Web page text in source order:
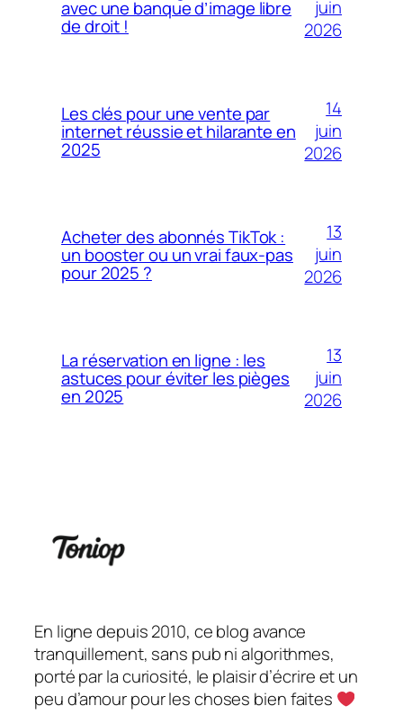
avec une banque d’image libre
de droit !
juin
2026
Les clés pour une vente par
internet réussie et hilarante en
2025
14
juin
2026
Acheter des abonnés TikTok :
un booster ou un vrai faux-pas
pour 2025 ?
13
juin
2026
La réservation en ligne : les
astuces pour éviter les pièges
en 2025
13
juin
2026
En ligne depuis 2010, ce blog avance
tranquillement, sans pub ni algorithmes,
porté par la curiosité, le plaisir d’écrire et un
peu d’amour pour les choses bien faites